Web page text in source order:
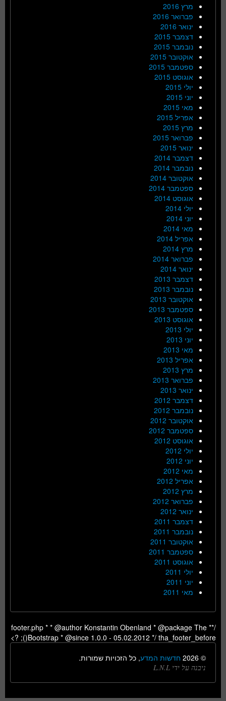
מרץ 2016
פברואר 2016
ינואר 2016
דצמבר 2015
נובמבר 2015
אוקטובר 2015
ספטמבר 2015
אוגוסט 2015
יולי 2015
יוני 2015
מאי 2015
אפריל 2015
מרץ 2015
פברואר 2015
ינואר 2015
דצמבר 2014
נובמבר 2014
אוקטובר 2014
ספטמבר 2014
אוגוסט 2014
יולי 2014
יוני 2014
מאי 2014
אפריל 2014
מרץ 2014
פברואר 2014
ינואר 2014
דצמבר 2013
נובמבר 2013
אוקטובר 2013
ספטמבר 2013
אוגוסט 2013
יולי 2013
יוני 2013
מאי 2013
אפריל 2013
מרץ 2013
פברואר 2013
ינואר 2013
דצמבר 2012
נובמבר 2012
אוקטובר 2012
ספטמבר 2012
אוגוסט 2012
יולי 2012
יוני 2012
מאי 2012
אפריל 2012
מרץ 2012
פברואר 2012
ינואר 2012
דצמבר 2011
נובמבר 2011
אוקטובר 2011
ספטמבר 2011
אוגוסט 2011
יולי 2011
יוני 2011
מאי 2011
/** footer.php * * @author Konstantin Obenland * @package The
Bootstrap * @since 1.0.0 - 05.02.2012 */ tha_footer_before(); ?>
© 2026
חדשות המדע, כל הזכויות שמורות.
ניבנה על ידי L.N.L